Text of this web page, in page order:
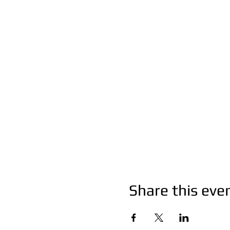
Share this